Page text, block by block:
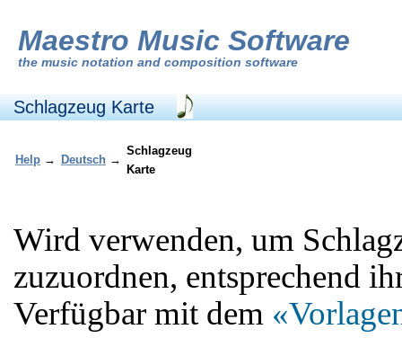
Maestro Music Software
the music notation and composition software
Schlagzeug Karte
Help → Deutsch →
Schlagzeug
Karte
Wird verwenden, um
zuzuordnen, entsprechend
Verfügbar mit dem